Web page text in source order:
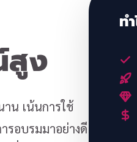
สูง
าน เน้นการใช้
รอบรมมาอย่างดี
ท